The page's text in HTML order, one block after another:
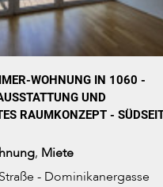
WOHNUNG IN 1060 -
UND
RAUMKONZEPT -
, Miete
- Dominikanergasse